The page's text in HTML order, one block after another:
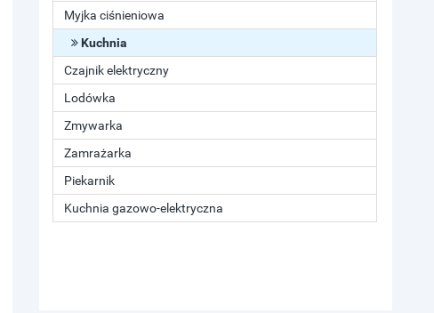
Myjka ciśnieniowa
Kuchnia
Czajnik elektryczny
Lodówka
Zmywarka
Zamrażarka
Piekarnik
Kuchnia gazowo-elektryczna